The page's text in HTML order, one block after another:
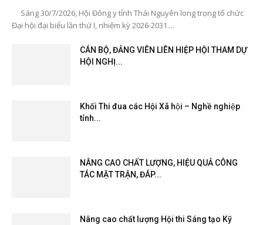
Sáng 30/7/2026, Hội Đông y tỉnh Thái Nguyên long trọng tổ chức
Đại hội đại biểu lần thứ I, nhiệm kỳ 2026-2031....
CÁN BỘ, ĐẢNG VIÊN LIÊN HIỆP HỘI THAM DỰ
HỘI NGHỊ...
Khối Thi đua các Hội Xã hội – Nghề nghiệp
tỉnh...
NÂNG CAO CHẤT LƯỢNG, HIỆU QUẢ CÔNG
TÁC MẶT TRẬN, ĐÁP...
Nâng cao chất lượng Hội thi Sáng tạo Kỹ